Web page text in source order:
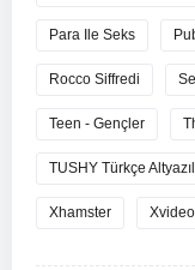
Para Ile Seks
Rocco Siffredi
Teen - Gençler
TUSHY Türkçe
Xhamster